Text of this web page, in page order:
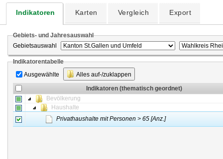
Indikatoren Karten Vergleich Export
Gebiets- und Jahresauswahl
Gebietsauswahl
Indikatorentabelle
Ausgewählte
Alles auf-/zuklappen
Indikatoren (thematisch geordnet)
Bevölkerung
Haushalte
Privathaushalte mit Personen > 65 [Anz.]